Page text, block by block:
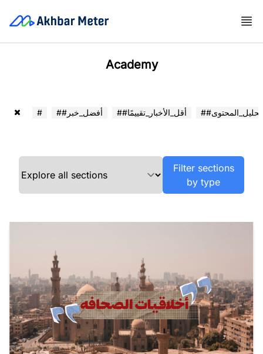
Academy
# ##أفضل_خبر ##أقل_الأخبار_تقييمًا ##تحليل_المحتوى
Filter sections
by type